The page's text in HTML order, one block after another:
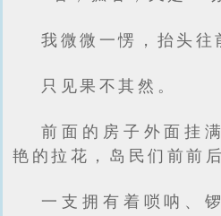
我微微一愣，抬头往
只见果不其然。
前面的房子外面挂
艳的拉花，岛民们前前
一支拥有着唢呐、